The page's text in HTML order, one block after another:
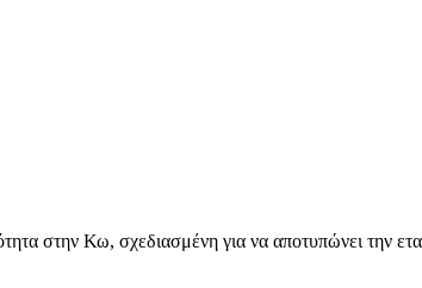
στην Κω, σχεδιασμένη για να αποτυπώνει την